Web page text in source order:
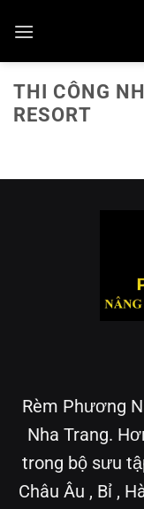
THI CÔNG
RESORT
Rèm Phương
Nha Trang.
trong bộ sưu
Châu Âu , Bỉ ,